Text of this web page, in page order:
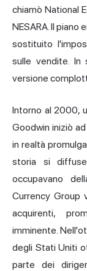
chiamò National
NESARA. Il piano
sostituito
sulle vendite. In
versione
Intorno al 2000,
Goodwin iniziò
in realtà
storia si
occupavano
Currency Group
acquirenti,
imminente.
degli Stati Uniti
parte dei